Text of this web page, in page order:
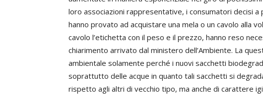
loro associazioni rappresentative, i consumatori decisi a
hanno provato ad acquistare una mela o un cavolo alla
cavolo l’etichetta con il peso e il prezzo, hanno reso
chiarimento arrivato dal ministero dell’Ambiente. La
ambientale solamente perché i nuovi sacchetti
soprattutto delle acque in quanto tali sacchetti si
rispetto agli altri di vecchio tipo, ma anche di carattere